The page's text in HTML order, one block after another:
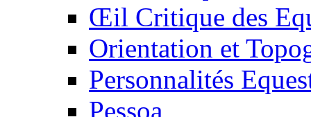
Œil Critique des
Orientation et
Personnalités
Pessoa